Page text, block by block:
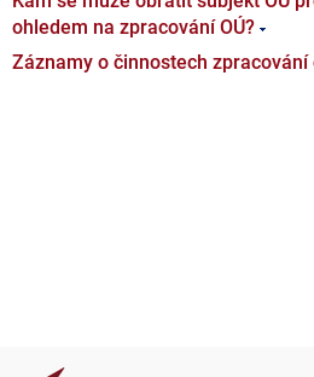
ohledem na zpracování OÚ?
Záznamy o činnostech zpracování